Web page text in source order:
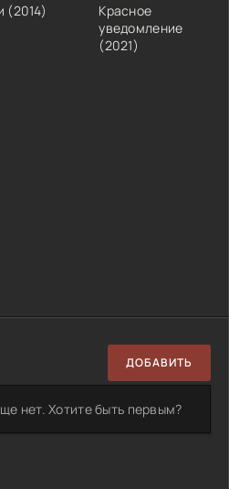
(2014)
Красное
уведомление
(2021)
ДОБАВИТЬ
нет. Хотите быть первым?